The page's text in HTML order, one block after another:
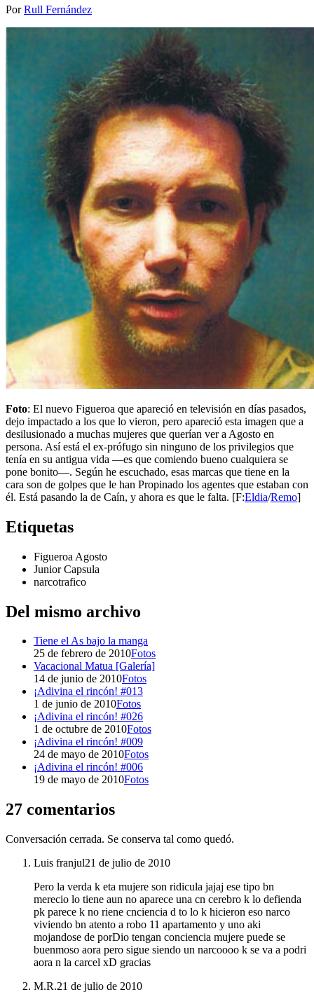
PorRull Fernández
Foto: El nuevo Figueroa que apareció en televisión en días pasados,
dejo impactado a los que lo vieron, pero apareció esta imagen que a
desilusionado a muchas mujeres que querían ver a Agosto en
persona. Así está el ex-prófugo sin ninguno de los privilegios que
tenía en su antigua vida ―es que comiendo bueno cualquiera se
pone bonito―. Según he escuchado, esas marcas que tiene en la
cara son de golpes que le han Propinado los agentes que estaban con
él. Está pasando la de Caín, y ahora es que le falta. [F:Eldia/Remo]
Etiquetas
Figueroa Agosto
Junior Capsula
narcotrafico
Del mismo archivo
Tiene el As bajo la manga
25 de febrero de 2010Fotos
Vacacional Matua [Galería]
14 de junio de 2010Fotos
¡Adivina el rincón! #013
1 de junio de 2010Fotos
¡Adivina el rincón! #026
1 de octubre de 2010Fotos
¡Adivina el rincón! #009
24 de mayo de 2010Fotos
¡Adivina el rincón! #006
19 de mayo de 2010Fotos
27 comentarios
Conversación cerrada. Se conserva tal como quedó.
Luis franjul21 de julio de 2010
Pero la verda k eta mujere son ridicula jajaj ese tipo bn
merecio lo tiene aun no aparece una cn cerebro k lo defienda
pk parece k no riene cnciencia d to lo k hicieron eso narco
viviendo bn atento a robo 11 apartamento y uno aki
mojandose de porDio tengan conciencia mujere puede se
buenmoso aora pero sigue siendo un narcoooo k se va a podri
aora n la carcel xD gracias
M.R.21 de julio de 2010